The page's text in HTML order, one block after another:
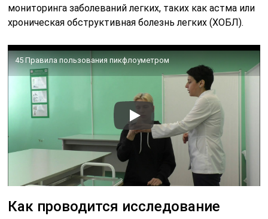
мониторинга заболеваний легких, таких как астма или
хроническая обструктивная болезнь легких (ХОБЛ).
45 Правила пользования пикфлоуметром
Как проводится исследование